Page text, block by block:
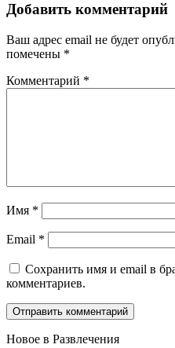
Добавить комментарий
Ваш адрес email не будет
помечены *
Комментарий *
Имя *
Email *
Сохранить имя и email в
комментариев.
Новое в Развлечения